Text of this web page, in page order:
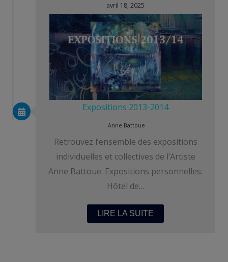
avril 18, 2025
Expositions 2013-2014
Anne Battoue
Retrouvez l’ensemble des expositions
individuelles et collectives de l’Artiste
Anne Battoue. Expositions personnelles:
Hôtel de…
LIRE LA SUITE